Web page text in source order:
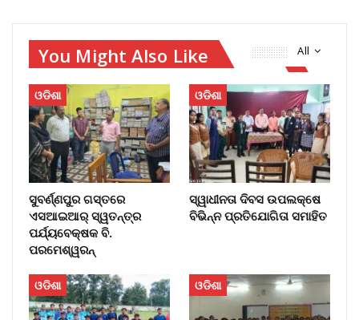
All
You Might Also Like
ଓଡିଶା
ସୁବର୍ଣ୍ଣପୁର ଗସ୍ତରେ
ଏସଆଇଆର୍ ସ୍ୱତନ୍ତ୍ର
ପର୍ଯ୍ୟବେକ୍ଷକ ବି.
ପରମେଶ୍ୱରନ୍
ଓଡିଶା
ସ୍ୱାଧୀନତା ଦିବସ ଉପଲକ୍ଷେ
ବିଭିନ୍ନ ପ୍ରତିଯୋଗିତା ସମାହିତ
ଓଡିଶା ଓଡିଶା